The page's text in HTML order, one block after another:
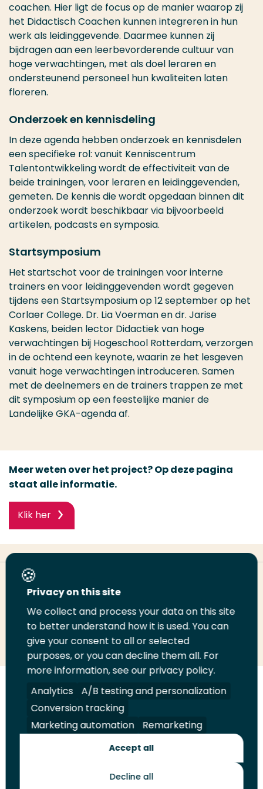
coachen. Hier ligt de focus op de manier waarop zij
het Didactisch Coachen kunnen integreren in hun
werk als leidinggevende. Daarmee kunnen zij
bijdragen aan een leerbevorderende cultuur van
hoge verwachtingen, met als doel leraren en
ondersteunend personeel hun kwaliteiten laten
floreren.
Onderzoek en kennisdeling
In deze agenda hebben onderzoek en kennisdelen
een specifieke rol: vanuit Kenniscentrum
Talentontwikkeling wordt de effectiviteit van de
beide trainingen, voor leraren en leidinggevenden,
gemeten. De kennis die wordt opgedaan binnen dit
onderzoek wordt beschikbaar via bijvoorbeeld
artikelen, podcasts en symposia.
Startsymposium
Het startschot voor de trainingen voor interne
trainers en voor leidinggevenden wordt gegeven
tijdens een Startsymposium op 12 september op het
Corlaer College. Dr. Lia Voerman en dr. Jarise
Kaskens, beiden lector Didactiek van hoge
verwachtingen bij Hogeschool Rotterdam, verzorgen
in de ochtend een keynote, waarin ze het lesgeven
vanuit hoge verwachtingen introduceren. Samen
met de deelnemers en de trainers trappen ze met
dit symposium op een feestelijke manier de
Landelijke GKA-agenda af.
Meer weten over het project? Op deze pagina
staat alle informatie.
Klik her
Deel deze pagina
Deel
LinkedIn
Deel
op
Twitter
Deel
op
Facebook
Email
deze
pagina
Print
deze
pagina
Volg
ons
op
LinkedIn
Volg
ons
op
Facebook
Volg
ons
op
YouTube
Volg
ons
op
Instagram
Juridisch Security A-Z Index
Contact
Toekomstmakers
Privacy on this site
We collect and process your data on this site
to better understand how it is used. You can
give your consent to all or selected
purposes, or you can decline them all. For
more information, see our privacy policy.
Analytics
A/B testing and personalization
Conversion tracking
Marketing automation
Remarketing
Accept all
Decline all